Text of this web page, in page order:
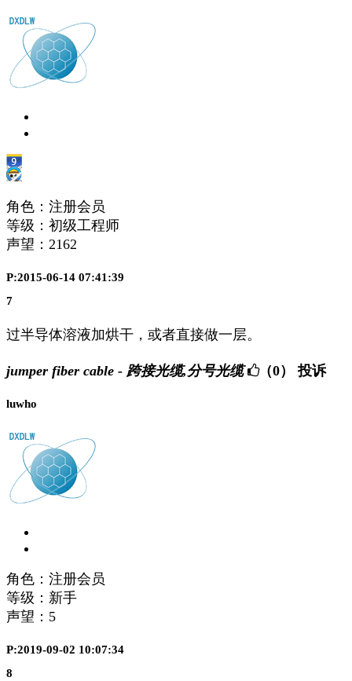
角色：注册会员
等级：初级工程师
声望： 2162
P:2015-06-14 07:41:39
7
过半导体溶液加烘干，或者直接做一层。
jumper fiber cable - 跨接光缆,分号光缆 （0） 投诉
luwho
角色：注册会员
等级：新手
声望： 5
P:2019-09-02 10:07:34
8